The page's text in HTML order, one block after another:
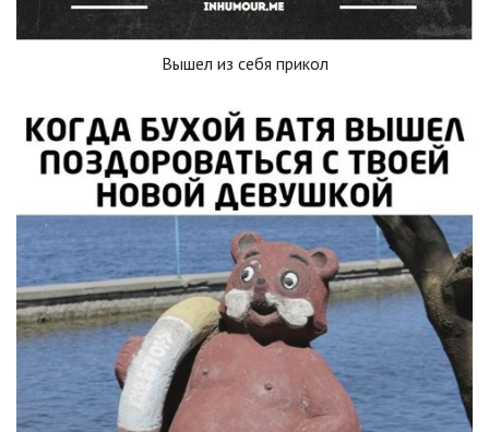
Вышел из себя прикол